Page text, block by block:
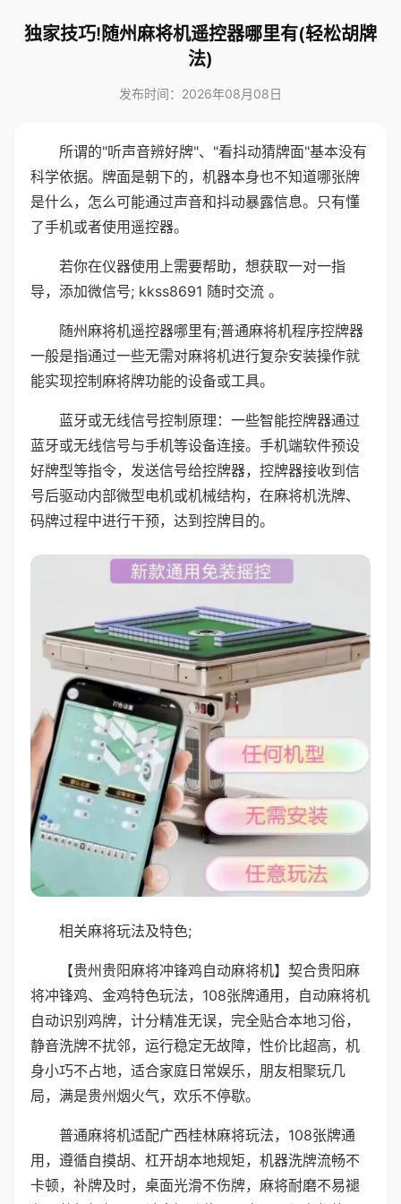
独家技巧!随州麻将机遥控器哪里有(轻松胡牌
法)
发布时间：2026年08月08日
所谓的"听声音辨好牌"、"看抖动猜牌面"基本没有
科学依据。牌面是朝下的，机器本身也不知道哪张牌
是什么，怎么可能通过声音和抖动暴露信息。只有懂
了手机或者使用遥控器。
若你在仪器使用上需要帮助，想获取一对一指
导，添加微信号; kkss8691 随时交流 。
随州麻将机遥控器哪里有;普通麻将机程序控牌器
一般是指通过一些无需对麻将机进行复杂安装操作就
能实现控制麻将牌功能的设备或工具。
蓝牙或无线信号控制原理：一些智能控牌器通过
蓝牙或无线信号与手机等设备连接。手机端软件预设
好牌型等指令，发送信号给控牌器，控牌器接收到信
号后驱动内部微型电机或机械结构，在麻将机洗牌、
码牌过程中进行干预，达到控牌目的。
相关麻将玩法及特色;
【贵州贵阳麻将冲锋鸡自动麻将机】契合贵阳麻
将冲锋鸡、金鸡特色玩法，108张牌通用，自动麻将机
自动识别鸡牌，计分精准无误，完全贴合本地习俗，
静音洗牌不扰邻，运行稳定无故障，性价比超高，机
身小巧不占地，适合家庭日常娱乐，朋友相聚玩几
局，满是贵州烟火气，欢乐不停歇。
普通麻将机适配广西桂林麻将玩法，108张牌通
用，遵循自摸胡、杠开胡本地规矩，机器洗牌流畅不
卡顿，补牌及时，桌面光滑不伤牌，麻将耐磨不易褪